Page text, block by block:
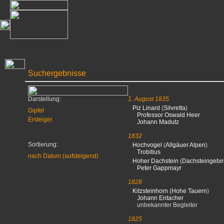
Suchergebnisse
Darstellung:
Gipfel
Ersteiger
Sortierung:
nach Datum (aufsteigend)
1. August 1835
Piz Linard (Silvretta)
Professor Oswald Heer
Johann Madutz
1832
Hochvogel (Allgäuer Alpen)
Trobitius
Hoher Dachstein (
Peter Gappmayr
1828
Kitzsteinhorn (Hohe Tauern)
Johann Entacher
unbekannter Begleiter
1825